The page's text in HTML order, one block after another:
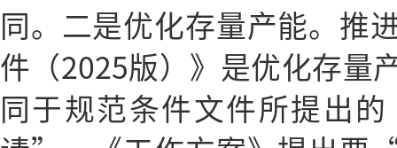
同。二是优化存量产能。推
件（2025版）》是优化存量
同于规范条件文件所提出